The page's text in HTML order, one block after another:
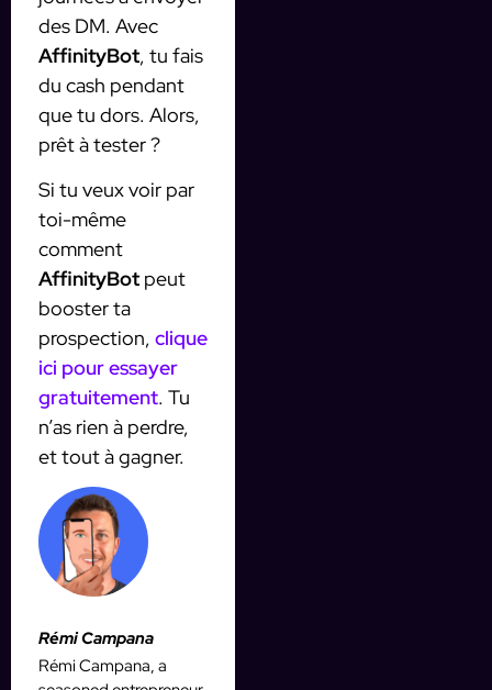
des DM. Avec
AffinityBot, tu fais
du cash pendant
que tu dors. Alors,
prêt à tester ?
Si tu veux voir par
toi-même
comment
AffinityBot peut
booster ta
prospection, clique
ici pour essayer
gratuitement. Tu
n’as rien à perdre,
et tout à gagner.
Rémi Campana
Rémi Campana, a